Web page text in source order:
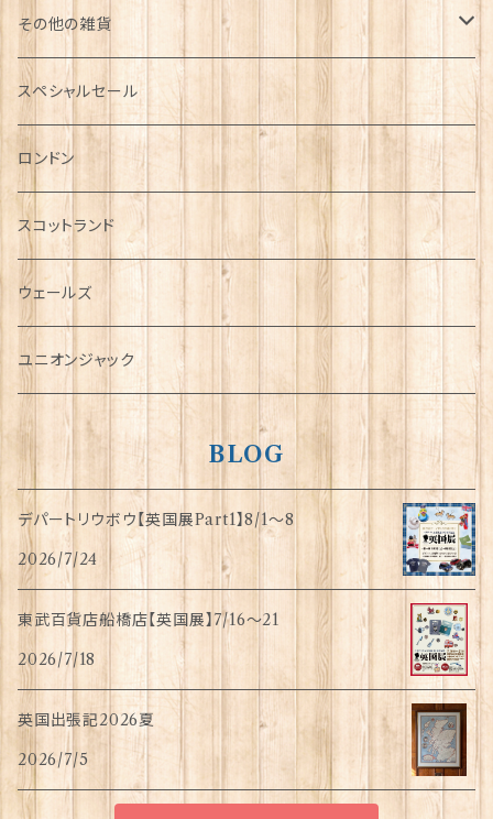
その他の雑貨
ミニカー
チャーム
犬グッズ
傘
指貫(シンブル)
スペシャルセール
ロンドン
スコットランド
ウェールズ
ユニオンジャック
BLOG
デパートリウボウ【英国展Part1】8/1〜8
2026/7/24
東武百貨店船橋店【英国展】7/16～21
2026/7/18
英国出張記2026夏
2026/7/5